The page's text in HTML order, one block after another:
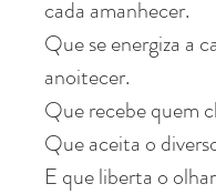
cada amanhecer.
Que se energiza a
anoitecer.
Que recebe quem
Que aceita o
E que liberta o